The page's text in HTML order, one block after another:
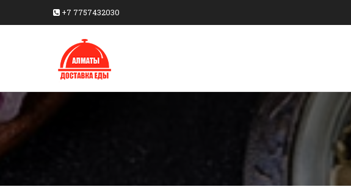
+7 7757432030